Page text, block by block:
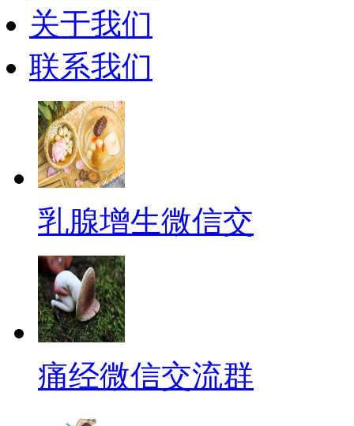
关于我们
联系我们
乳腺增生微信交
痛经微信交流群